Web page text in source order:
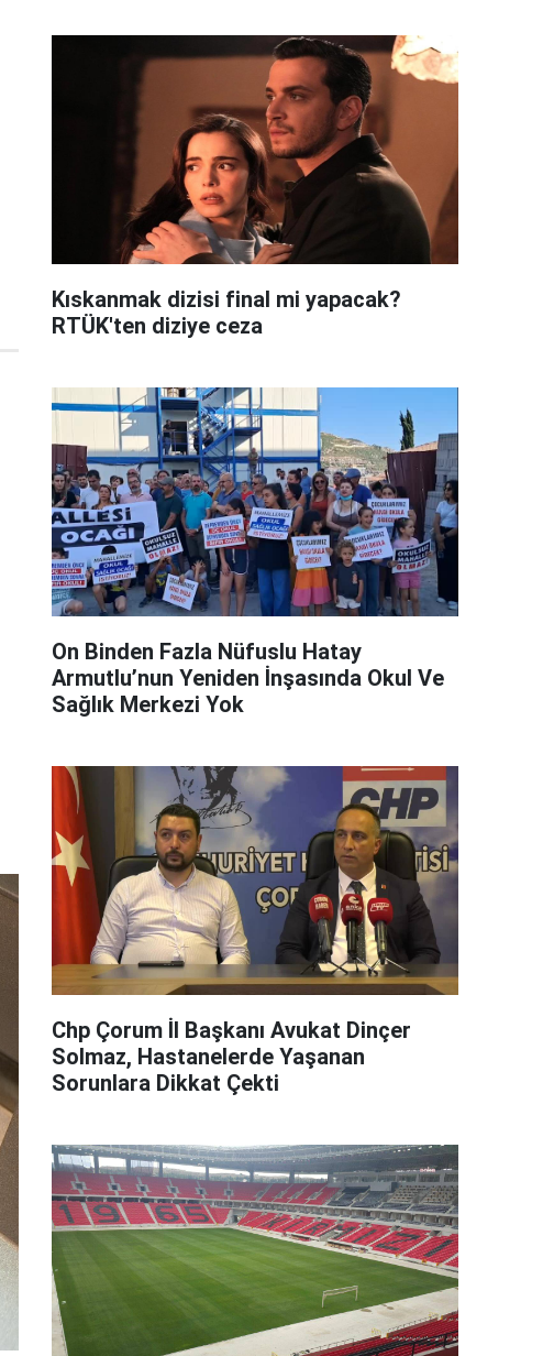
Kıskanmak dizisi final mi yapacak?
RTÜK'ten diziye ceza
On Binden Fazla Nüfuslu Hatay
Armutlu’nun Yeniden İnşasında Okul Ve
Sağlık Merkezi Yok
Chp Çorum İl Başkanı Avukat Dinçer
Solmaz, Hastanelerde Yaşanan
Sorunlara Dikkat Çekti